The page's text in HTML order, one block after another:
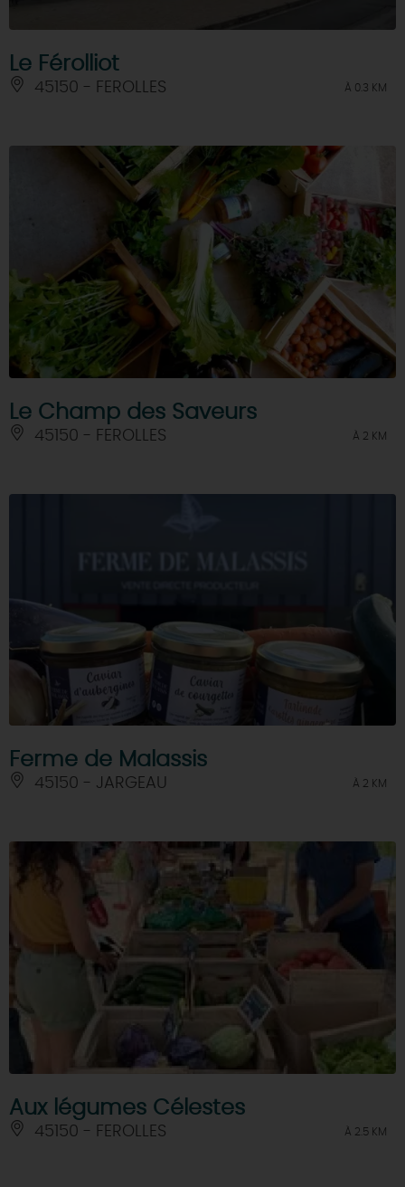
Le Férolliot
45150 - FEROLLES À 0.3 KM
Le Champ des Saveurs
45150 - FEROLLES À 2 KM
Ferme de Malassis
45150 - JARGEAU À 2 KM
Aux légumes Célestes
45150 - FEROLLES À 2.5 KM